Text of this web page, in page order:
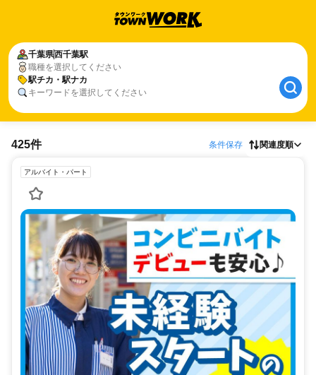
千葉県西千葉駅
職種を選択してください
駅チカ・駅ナカ
キーワードを選択してください
425件 条件保存 関連度順
アルバイト・パート